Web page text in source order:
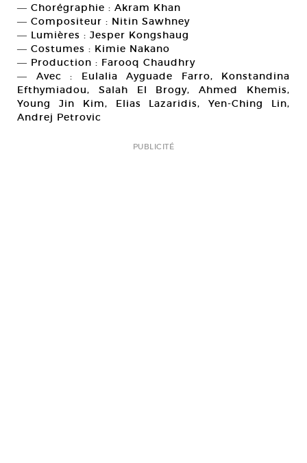
― Chorégraphie : Akram Khan
― Compositeur : Nitin Sawhney
― Lumières : Jesper Kongshaug
― Costumes : Kimie Nakano
― Production : Farooq Chaudhry
― Avec : Eulalia Ayguade Farro, Konstandina
Efthymiadou, Salah El Brogy, Ahmed Khemis,
Young Jin Kim, Elias Lazaridis, Yen-Ching Lin,
Andrej Petrovic
PUBLICITÉ